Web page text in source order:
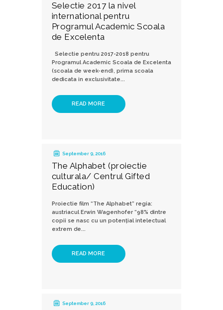
Selectie 2017 la nivel
international pentru
Programul Academic Scoala
de Excelenta
Selectie pentru 2017-2018 pentru
Programul Academic Scoala de Excelenta
(scoala de week-end), prima scoala
dedicata in exclusivitate...
READ MORE
September 9, 2016
The Alphabet (proiectie
culturala/ Centrul Gifted
Education)
Proiectie film “The Alphabet” regia:
austriacul Erwin Wagenhofer “98% dintre
copii se nasc cu un potenţial intelectual
extrem de...
READ MORE
September 9, 2016